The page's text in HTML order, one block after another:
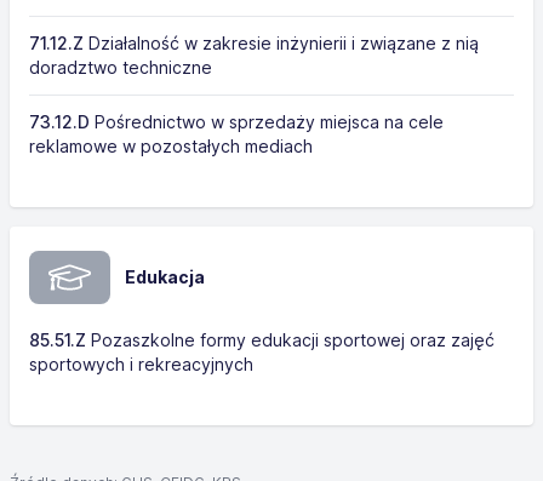
71.12.Z Działalność w zakresie inżynierii i związane z nią
doradztwo techniczne
73.12.D Pośrednictwo w sprzedaży miejsca na cele
reklamowe w pozostałych mediach
Edukacja
85.51.Z Pozaszkolne formy edukacji sportowej oraz zajęć
sportowych i rekreacyjnych